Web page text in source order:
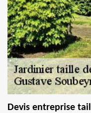
Devis entreprise